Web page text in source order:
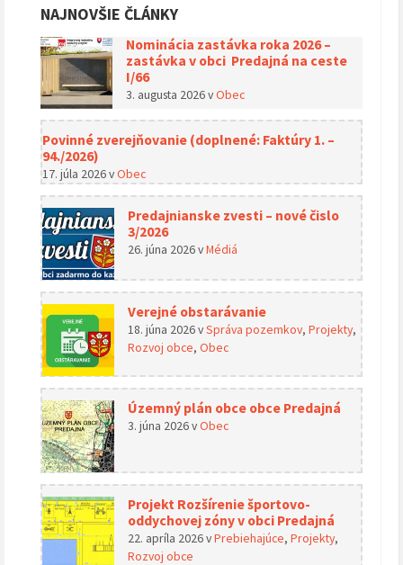
NAJNOVŠIE ČLÁNKY
Nominácia zastávka roka 2026 –
zastávka v obci Predajná na ceste
I/66
3. augusta 2026vObec
Povinné zverejňovanie (doplnené: Faktúry 1. –
94./2026)
17. júla 2026vObec
Predajnianske zvesti – nové čislo
3/2026
26. júna 2026vMédiá
Verejné obstarávanie
18. júna 2026vSpráva pozemkov, Projekty,
Rozvoj obce, Obec
Územný plán obce obce Predajná
3. júna 2026vObec
Projekt Rozšírenie športovo-
oddychovej zóny v obci Predajná
22. apríla 2026vPrebiehajúce, Projekty,
Rozvoj obce